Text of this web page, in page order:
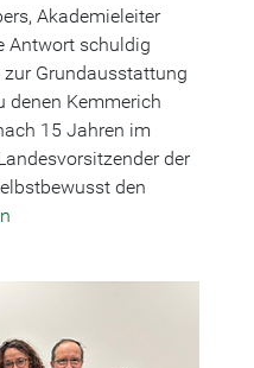
Akademieleiter
Antwort schuldig
Grundausstattung
denen Kemmerich
15 Jahren im
der
den